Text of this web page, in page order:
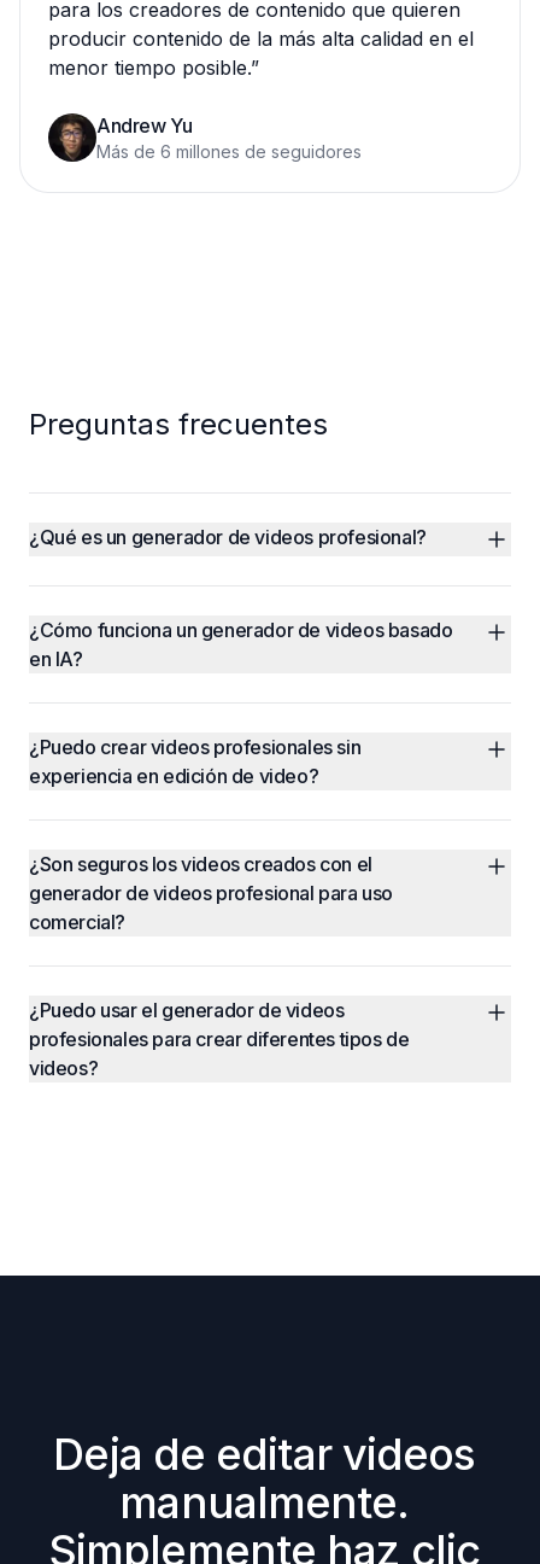
para los creadores de contenido que quieren
producir contenido de la más alta calidad en el
menor tiempo posible.”
Andrew Yu
Más de 6 millones de seguidores
Preguntas frecuentes
¿Qué es un generador de videos profesional?
¿Cómo funciona un generador de videos basado
en IA?
¿Puedo crear videos profesionales sin
experiencia en edición de video?
¿Son seguros los videos creados con el
generador de videos profesional para uso
comercial?
¿Puedo usar el generador de videos
profesionales para crear diferentes tipos de
videos?
Deja de editar videos
manualmente.
Simplemente haz clic